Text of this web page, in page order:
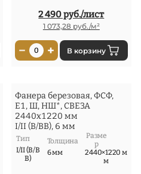
2 490 руб./лист
1 073,28 руб./м²
− 0 + В корзину
Фанера березовая, ФСФ,
Е1, Ш, НШ*, СВЕЗА
2440x1220 мм
I/II (В/ВВ), 6 мм
Тип
I/II (В/В
В)
Толщина
6 мм
Разме
р
2440×1220 м
м